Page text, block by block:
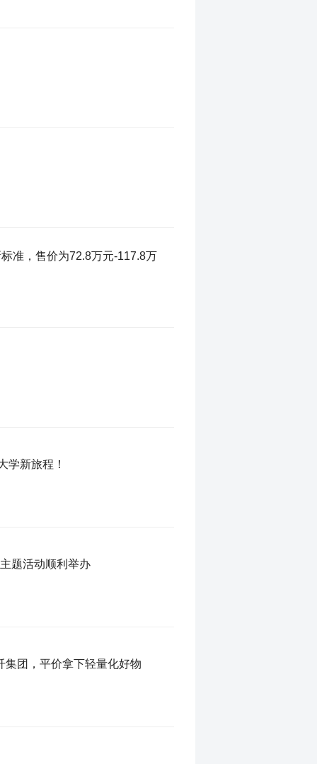
准，售价为72.8万元-117.8万
大学新旅程！
题活动顺利举办
集团，平价拿下轻量化好物